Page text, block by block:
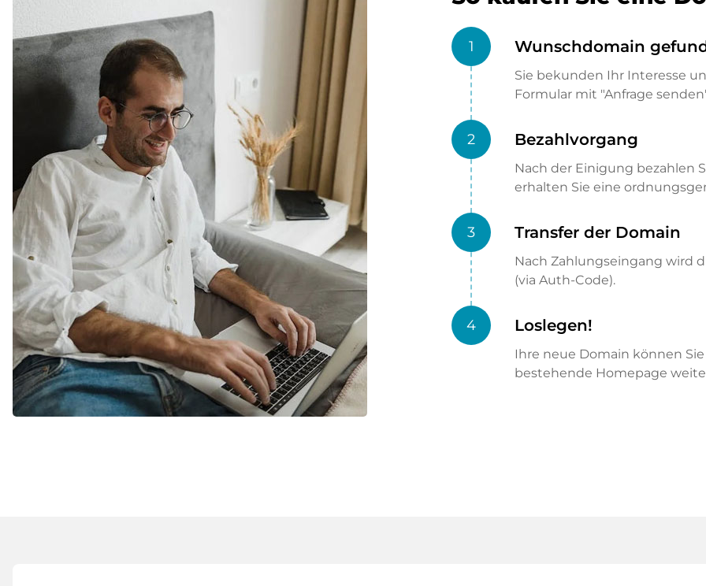
1 Wunschdomain
Sie bekunden Ihr Interesse
Formular mit "Anfrage
2 Bezahlvorgang
Nach der Einigung bezahlen
erhalten Sie eine
3 Transfer der Domain
Nach Zahlungseingang wird
(via Auth-Code).
4 Loslegen!
Ihre neue Domain können
bestehende Homepage